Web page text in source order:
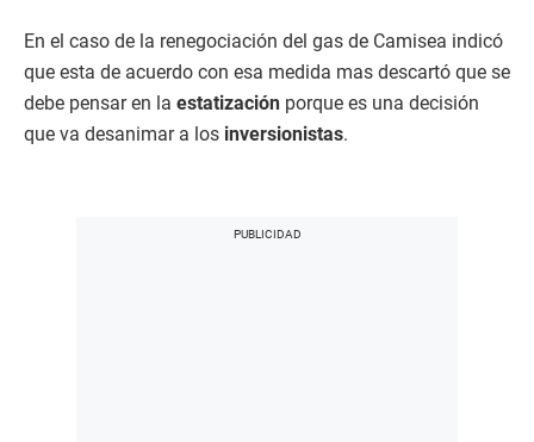
En el caso de la renegociación del gas de Camisea indicó
que esta de acuerdo con esa medida mas descartó que se
debe pensar en la estatización porque es una decisión
que va desanimar a los inversionistas.